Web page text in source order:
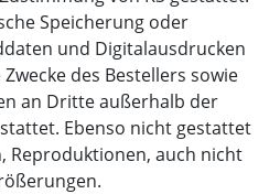
Speicherung oder
und Digitalausdrucken
des Bestellers sowie
an Dritte außerhalb der
Ebenso nicht gestattet
Reproduktionen, auch nicht